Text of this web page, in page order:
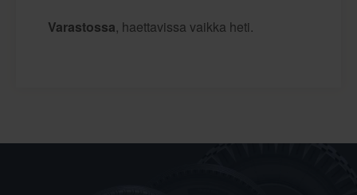
Varastossa, haettavissa vaikka heti.